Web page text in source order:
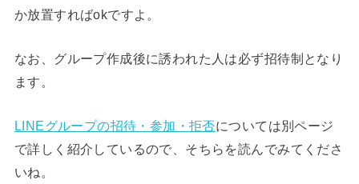
か放置すればokですよ。
なお、グループ作成後に誘われた人は必ず招待制となり
ます。
LINEグループの招待・参加・拒否については別ページ
で詳しく紹介しているので、そちらを読んでみてくださ
いね。